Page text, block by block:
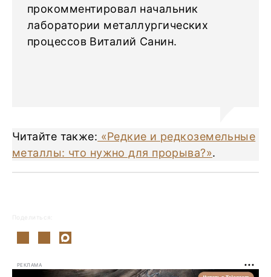
прокомментировал начальник
лаборатории металлургических
процессов Виталий Санин.
Читайте также: «Редкие и редкоземельные
металлы: что нужно для прорыва?».
Поделиться:
РЕКЛАМА